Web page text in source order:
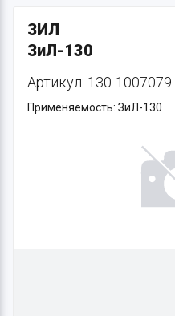
ЗИЛ
ЗиЛ-130
Артикул: 130-1007079
Применяемость: ЗиЛ-130